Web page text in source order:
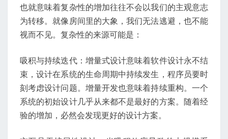
也就意味着复杂性的增加往往不会以我们的主观意志
为转移。就像房间里的大象，我们无法逃避，也不能
视而不见。复杂性的来源可能是：
吸积与持续迭代：增量式设计意味着软件设计永不结
束，设计在系统的生命周期中持续发生，程序员要时
刻考虑设计问题。增量开发也意味着持续重构。一个
系统的初始设计几乎从来都不是最好的方案。随着经
验的增加，必然会发现更好的设计方案。